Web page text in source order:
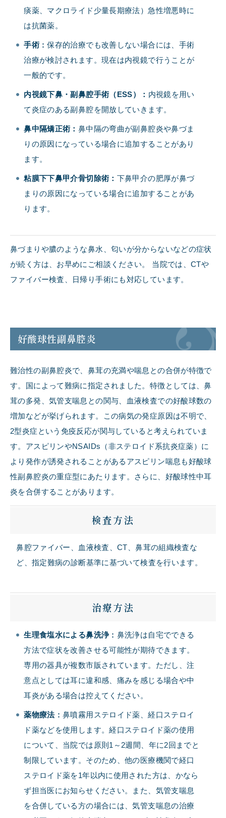
痰薬、マクロライド少量長期療法）急性増悪時に
は抗菌薬。
手術 : 保存的治療でも改善しない場合には、手術
治療が検討されます。現在は内視鏡で行うことが
一般的です。
内視鏡下鼻・副鼻腔手術（ESS）： 内視鏡を用い
て炎症のある副鼻腔を開放していきます。
鼻中隔矯正術： 鼻中隔の弯曲が副鼻腔炎や鼻づま
りの原因になっている場合に追加することがあり
ます。
粘膜下下鼻甲介骨切除術： 下鼻甲介の肥厚が鼻づ
まりの原因になっている場合に追加することがあ
ります。
鼻づまりや膿のような鼻水、匂いが分からないなどの症状
が続く方は、お早めにご相談ください。 当院では、CTや
ファイバー検査、日帰り手術にも対応しています。
好酸球性副鼻腔炎
難治性の副鼻腔炎で、鼻茸の充満や喘息との合併が特徴で
す。国によって難病に指定されました。特徴としては、鼻
茸の多発、気管支喘息との関与、血液検査での好酸球数の
増加などが挙げられます。この病気の発症原因は不明で、
2型炎症という免疫反応が関与していると考えられていま
す。アスピリンやNSAIDs（非ステロイド系抗炎症薬）に
より発作が誘発されることがあるアスピリン喘息も好酸球
性副鼻腔炎の重症型にあたります。さらに、好酸球性中耳
炎を合併することがあります。
検査方法
鼻腔ファイバー、血液検査、CT、鼻茸の組織検査な
ど、指定難病の診断基準に基づいて検査を行います。
治療方法
生理食塩水による鼻洗浄 : 鼻洗浄は自宅でできる
方法で症状を改善させる可能性が期待できます。
専用の器具が複数市販されています。ただし、注
意点としては耳に違和感、痛みを感じる場合や中
耳炎がある場合は控えてください。
薬物療法 : 鼻噴霧用ステロイド薬、経口ステロイ
ド薬などを使用します。経口ステロイド薬の使用
について、当院では原則1～2週間、年に2回までと
制限しています。そのため、他の医療機関で経口
ステロイド薬を1年以内に使用された方は、かなら
ず担当医にお知らせください。また、気管支喘息
を合併している方の場合には、気管支喘息の治療